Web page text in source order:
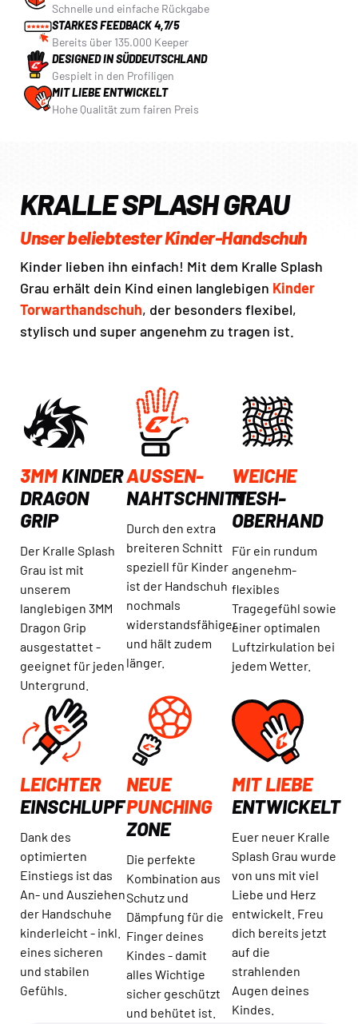
Schnelle und einfache Rückgabe
STARKES FEEDBACK 4,7/5
Bereits über 135.000 Keeper
DESIGNED IN SÜDDEUTSCHLAND
Gespielt in den Profiligen
MIT LIEBE ENTWICKELT
Hohe Qualität zum fairen Preis
KRALLE SPLASH GRAU
Unser beliebtester Kinder-Handschuh
Kinder lieben ihn einfach! Mit dem Kralle Splash
Grau erhält dein Kind einen langlebigen Kinder
Torwarthandschuh, der besonders flexibel,
stylisch und super angenehm zu tragen ist.
3MM KINDER
DRAGON
GRIP
Der Kralle Splash
Grau ist mit
unserem
langlebigen 3MM
Dragon Grip
ausgestattet -
geeignet für jeden
Untergrund.
AUSSEN-
NAHTSCHNITT
Durch den extra
breiteren Schnitt
speziell für Kinder
ist der Handschuh
nochmals
widerstandsfähiger
und hält zudem
länger.
WEICHE
MESH-
OBERHAND
Für ein rundum
angenehm-
flexibles
Tragegefühl sowie
einer optimalen
Luftzirkulation bei
jedem Wetter.
LEICHTER
EINSCHLUPF
Dank des
optimierten
Einstiegs ist das
An- und Ausziehen
der Handschuhe
kinderleicht - inkl.
eines sicheren
und stabilen
Gefühls.
NEUE
PUNCHING
ZONE
Die perfekte
Kombination aus
Schutz und
Dämpfung für die
Finger deines
Kindes - damit
alles Wichtige
sicher geschützt
und behütet ist.
MIT LIEBE
ENTWICKELT
Euer neuer Kralle
Splash Grau wurde
von uns mit viel
Liebe und Herz
entwickelt. Freu
dich bereits jetzt
auf die
strahlenden
Augen deines
Kindes.